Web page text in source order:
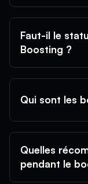
Faut-il le
Boosting ?
Qui sont les
Quelles
pendant le